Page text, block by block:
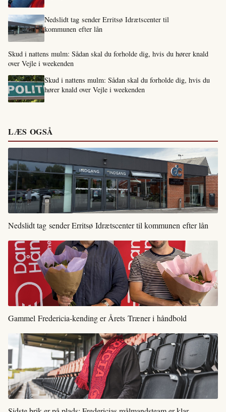
Nedslidt tag sender Erritsø Idrætscenter til
kommunen efter lån
Skud i nattens mulm: Sådan skal du forholde dig, hvis du hører knald
over Vejle i weekenden
Skud i nattens mulm: Sådan skal du forholde dig, hvis du
hører knald over Vejle i weekenden
LÆS OGSÅ
Nedslidt tag sender Erritsø Idrætscenter til kommunen efter lån
Gammel Fredericia-kending er Årets Træner i håndbold